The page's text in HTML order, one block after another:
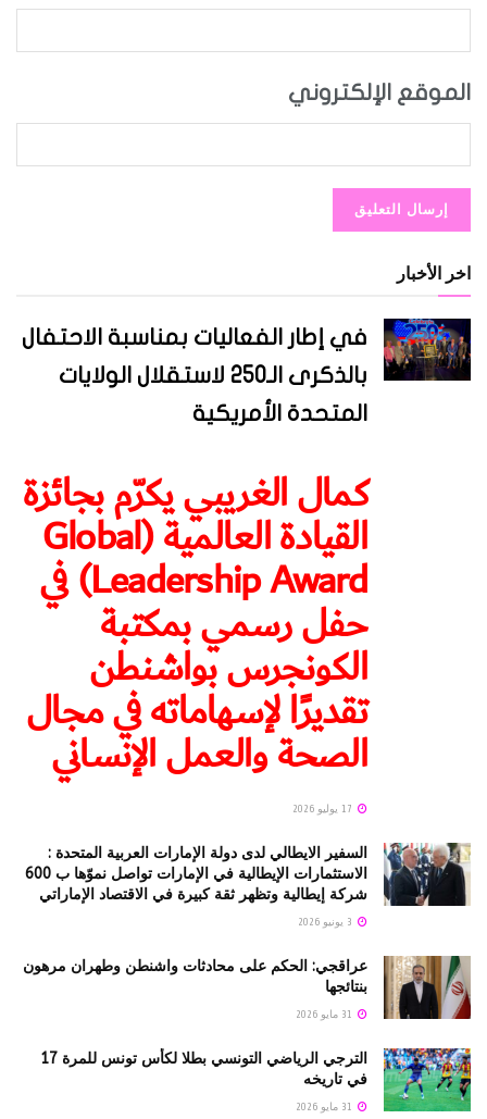
الموقع الإلكتروني
اخر الأخبار
في إطار الفعاليات بمناسبة الاحتفال
بالذكرى الـ250 لاستقلال الولايات
المتحدة الأمريكية
كمال الغريبي يكرّم بجائزة
القيادة العالمية (Global
Leadership Award) في
حفل رسمي بمكتبة
الكونجرس بواشنطن
تقديرًا لإسهاماته في مجال
الصحة والعمل الإنساني
السفير الايطالي لدى دولة الإمارات العربية المتحدة :
الاستثمارات الإيطالية في الإمارات تواصل نموّها ب 600
شركة إيطالية وتظهر ثقة كبيرة في الاقتصاد الإماراتي
عراقجي: الحكم على محادثات واشنطن وطهران مرهون
بنتائجها
الترجي الرياضي التونسي بطلا لكأس تونس للمرة 17
في تاريخه